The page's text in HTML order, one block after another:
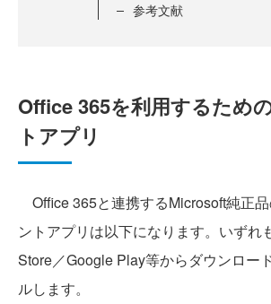
参考文献
Office 365を利用するため
トアプリ
Office 365と連携するMicrosoft純正
ントアプリは以下になります。いずれ
Store／Google Play等からダウンロー
ルします。